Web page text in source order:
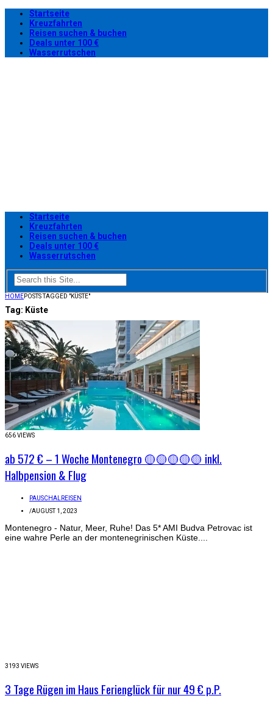
Startseite
Kreuzfahrten
Reisen suchen & buchen
Deals unter 100 €
Wasserrutschen
Startseite
Kreuzfahrten
Reisen suchen & buchen
Deals unter 100 €
Wasserrutschen
HOMEPOSTS TAGGED "KÜSTE"
Tag: Küste
656 VIEWS
ab 572 € – 1 Woche Montenegro 🟡🟡🟡🟡🟡 inkl.
Halbpension & Flug
PAUSCHALREISEN
/AUGUST 1, 2023
Montenegro - Natur, Meer, Ruhe! Das 5* AMI Budva Petrovac ist
eine wahre Perle an der montenegrinischen Küste....
3193 VIEWS
3 Tage Rügen im Haus Ferienglück für nur 49 € p.P.